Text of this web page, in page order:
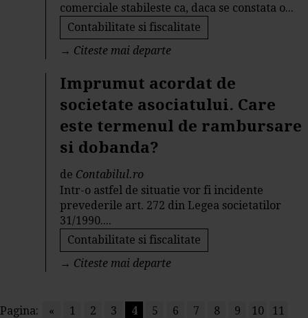
comerciale stabileste ca, daca se constata o...
Contabilitate si fiscalitate
→ Citeste mai departe
Imprumut acordat de
societate asociatului. Care
este termenul de rambursare
si dobanda?
de Contabilul.ro
Intr-o astfel de situatie vor fi incidente
prevederile art. 272 din Legea societatilor
31/1990....
Contabilitate si fiscalitate
→ Citeste mai departe
Pagina: « 1 2 3 4 5 6 7 8 9 10
11